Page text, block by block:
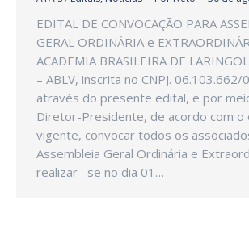
EDITAL DE CONVOCAÇÃO PARA
GERAL ORDINÁRIA e
ACADEMIA BRASILEIRA DE
– ABLV, inscrita no CNPJ.
através do presente edital, e por
Diretor-Presidente, de acordo com
vigente, convocar todos os
Assembleia Geral Ordinária e
realizar –se no dia 01…